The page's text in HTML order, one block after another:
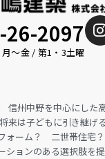
2097
〜金 / 第1・3土曜
信州中野を中心にした
来は子どもに引き継
ォーム？ 二世帯住宅
ションのある選択肢を